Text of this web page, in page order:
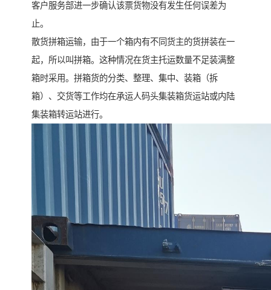
客户服务部进一步确认该票货物没有发生任何误差为
止。
散货拼箱运输，由于一个箱内有不同货主的货拼装在一
起，所以叫拼箱。这种情况在货主托运数量不足装满整
箱时采用。拼箱货的分类、整理、集中、装箱（拆
箱）、交货等工作均在承运人码头集装箱货运站或内陆
集装箱转运站进行。